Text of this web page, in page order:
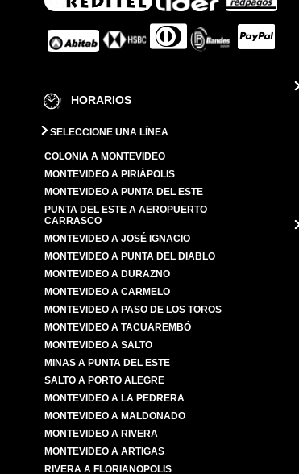
HORARIOS
SELECCIONE UNA LÍNEA
COLONIA A MONTEVIDEO
MONTEVIDEO A PIRIÁPOLIS
MONTEVIDEO A PUNTA DEL ESTE
PUNTA DEL ESTE A AEROPUERTO
CARRASCO
MONTEVIDEO A JOSÉ IGNACIO
MONTEVIDEO A PUNTA DEL DIABLO
MONTEVIDEO A DURAZNO
MONTEVIDEO A CARMELO
MONTEVIDEO A PASO DE LOS TOROS
MONTEVIDEO A TACUAREMBÓ
MONTEVIDEO A SALTO
MINAS A PUNTA DEL ESTE
SALTO A PORTO ALEGRE
MONTEVIDEO A LA PEDRERA
MONTEVIDEO A MALDONADO
MONTEVIDEO A RIVERA
MONTEVIDEO A ARTIGAS
RIVERA A FLORIANOPOLIS